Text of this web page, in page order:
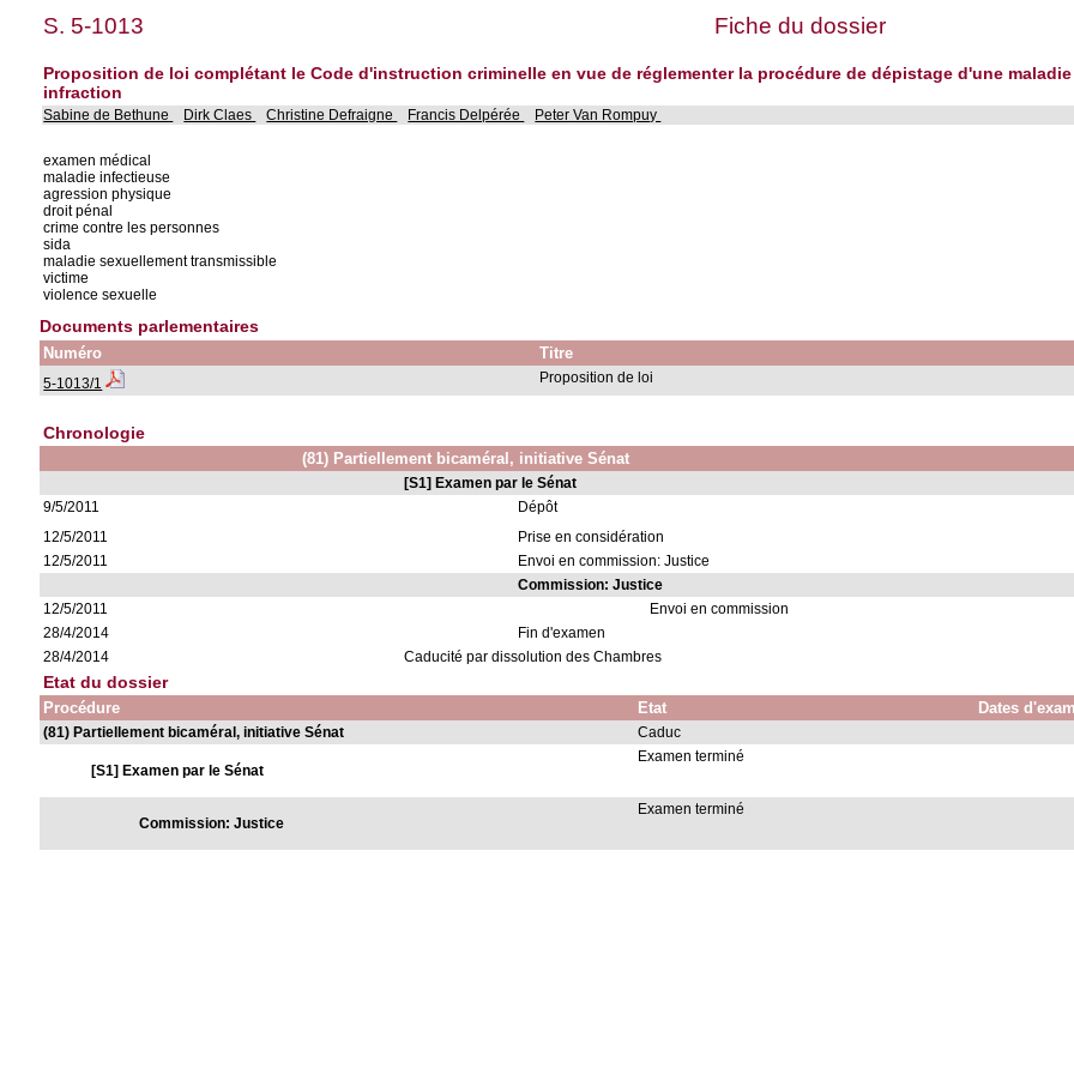
S. 5-1013 Fiche du dossier
Proposition de loi complétant le Code d'instruction criminelle en vue de réglementer la procédure de dépistage d'une
infraction
Sabine de Bethune Dirk Claes Christine Defraigne Francis Delpérée Peter Van Rompuy
examen médical
maladie infectieuse
agression physique
droit pénal
crime contre les personnes
sida
maladie sexuellement transmissible
victime
violence sexuelle
Documents parlementaires
Numéro Titre
5-1013/1 Proposition de loi
Chronologie
(81) Partiellement bicaméral, initiative Sénat
[S1] Examen par le Sénat
9/5/2011
Dépôt
12/5/2011
Prise en considération
12/5/2011
Envoi en commission: Justice
Commission: Justice
12/5/2011
Envoi en commission
28/4/2014
Fin d'examen
28/4/2014
Caducité par dissolution des Chambres
Etat du dossier
Procédure Etat Dates
(81) Partiellement bicaméral, initiative Sénat Caduc
[S1] Examen par le Sénat
Examen terminé
Commission: Justice
Examen terminé